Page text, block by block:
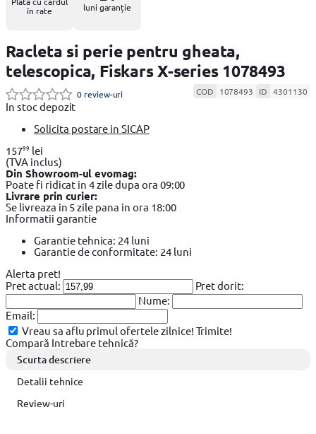
în rate
luni garanție
Racleta si perie pentru gheata,
telescopica, Fiskars X-series 1078493
0 review-uri COD 1078493 ID 4301130
In stoc depozit
Solicita postare in SICAP
15799 lei
(TVA inclus)
Din Showroom-ul evomag:
Poate fi ridicat in 4 zile dupa ora 09:00
Livrare prin curier:
Se livreaza in 5 zile pana in ora 18:00
Informatii garantie
Garantie tehnica: 24 luni
Garantie de conformitate: 24 luni
Alerta pret!
Pret actual:
Pret dorit:
Nume:
Email:
Vreau sa aflu primul ofertele zilnice! Trimite!
Compară Intrebare tehnică?
Scurta descriere
Detalii tehnice
Review-uri